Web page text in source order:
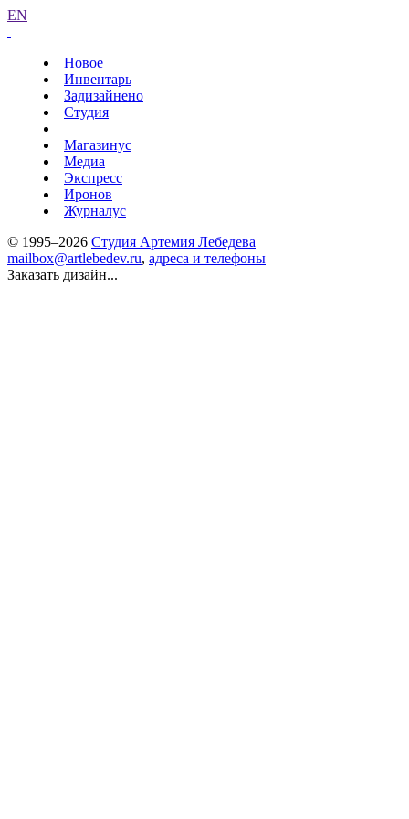
EN
Новое
Инвентарь
Задизайнено
Студия
Магазинус
Медиа
Экспресс
Иронов
Журналус
© 1995–2026 Студия Артемия Лебедева
mailbox@artlebedev.ru, адреса и телефоны
Заказать дизайн...